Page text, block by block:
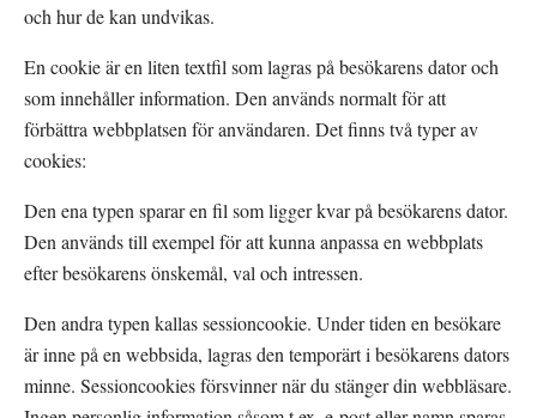
och hur de kan undvikas.
En cookie är en liten textfil som lagras på besökarens dator och
som innehåller information. Den används normalt för att
förbättra webbplatsen för användaren. Det finns två typer av
cookies:
Den ena typen sparar en fil som ligger kvar på besökarens dator.
Den används till exempel för att kunna anpassa en webbplats
efter besökarens önskemål, val och intressen.
Den andra typen kallas sessioncookie. Under tiden en besökare
är inne på en webbsida, lagras den temporärt i besökarens dators
minne. Sessioncookies försvinner när du stänger din webbläsare.